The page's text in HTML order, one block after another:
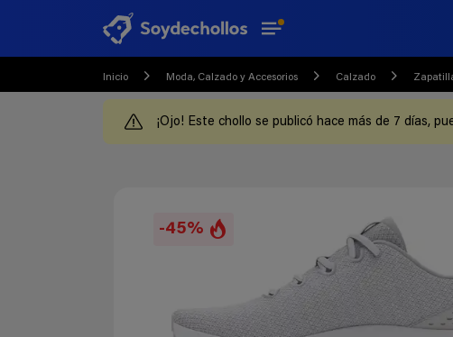
Inicio Moda, Calzado y Accesorios Calzado
¡Ojo! Este chollo se publicó hace más de 7 días,
-45%